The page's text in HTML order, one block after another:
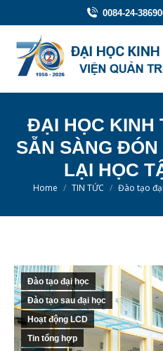
0084-24-
ĐẠI HỌC KINH
SẴN SÀNG
LẠI HỌC
You are here:
Home TIN TỨC Đào tạo
Đào tạo đại học
Đào tạo sau đại học
Hoạt động LCD
Tin tổng hợp